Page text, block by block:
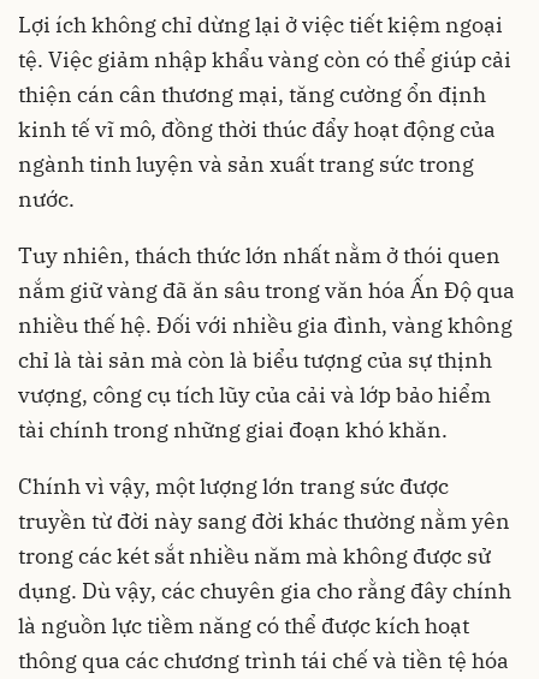
Lợi ích không chỉ dừng lại ở việc tiết kiệm ngoại
tệ. Việc giảm nhập khẩu vàng còn có thể giúp cải
thiện cán cân thương mại, tăng cường ổn định
kinh tế vĩ mô, đồng thời thúc đẩy hoạt động của
ngành tinh luyện và sản xuất trang sức trong
nước.
Tuy nhiên, thách thức lớn nhất nằm ở thói quen
nắm giữ vàng đã ăn sâu trong văn hóa Ấn Độ qua
nhiều thế hệ. Đối với nhiều gia đình, vàng không
chỉ là tài sản mà còn là biểu tượng của sự thịnh
vượng, công cụ tích lũy của cải và lớp bảo hiểm
tài chính trong những giai đoạn khó khăn.
Chính vì vậy, một lượng lớn trang sức được
truyền từ đời này sang đời khác thường nằm yên
trong các két sắt nhiều năm mà không được sử
dụng. Dù vậy, các chuyên gia cho rằng đây chính
là nguồn lực tiềm năng có thể được kích hoạt
thông qua các chương trình tái chế và tiền tệ hóa